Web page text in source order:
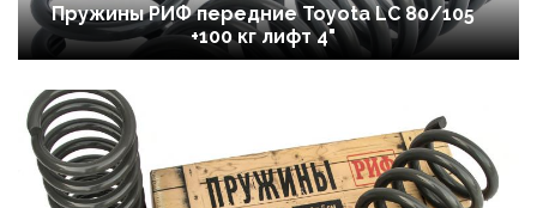
Пружины РИФ передние Toyota LC 80/105
+100 кг лифт 4"